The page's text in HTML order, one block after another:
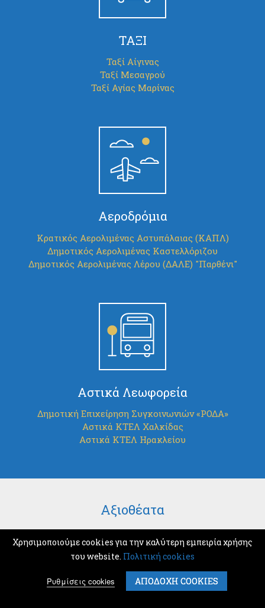
ΤΑΞΙ
Ταξί Αίγινας
Ταξί Μεσαγρού
Ταξί Αγίας Μαρίνας
Αεροδρόμια
Κρατικός Αερολιμένας Αστυπάλαιας (ΚΑΠΛ)
Δημοτικός Αερολιμένας Καστελλόριζου
Δημοτικός Αερολιμένας Λέρου (ΔΑΛΕ) "Παρθένι"
Αστικά Λεωφορεία
Δημοτική Επιχείρηση Συγκοινωνιών «ΡΟΔΑ»
Αστικά ΚΤΕΛ Χαλκίδας
Αστικά ΚΤΕΛ Ηρακλείου
Αξιοθέατα
Χρησιμοποιούμε cookies για την καλύτερη εμπειρία χρήσης
του website. Πολιτική cookies
Ρυθμίσεις cookies ΑΠΟΔΟΧΗ COOKIES